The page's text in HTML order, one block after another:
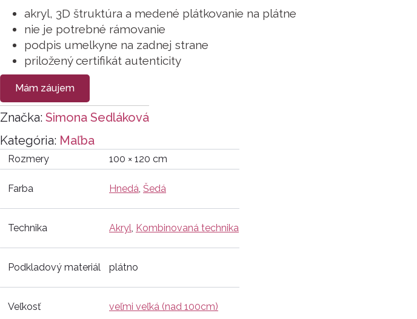
akryl, 3D štruktúra a medené plátkovanie na plátne
nie je potrebné rámovanie
podpis umelkyne na zadnej strane
priložený certifikát autenticity
Mám záujem
Kategória: Maľba
Značka: Simona Sedláková
Rozmery 100 × 120 cm
Farba Hnedá, Šedá
Technika Akryl, Kombinovaná technika
Podkladový materiál plátno
Veľkosť veľmi veľká (nad 100cm)